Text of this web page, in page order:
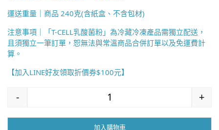
運送重量｜商品 240克(含紙盒、不含包材)
注意事項｜「T-CELL乳酸菌粉」為冷藏冷凍產品需獨立配送，
且須獨立一筆訂單，恕無法與常溫商品合併訂單以及免運費計
算。
【加入LINE好友領取折價券$100元】
高單位緩釋型維他命C錠1000mg (三盒
- +
加入購物車